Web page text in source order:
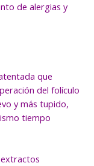
de alergias y
que
del folículo
y más tupido,
tiempo